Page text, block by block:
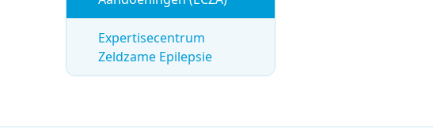
Expertisecentrum
Zeldzame Epilepsie